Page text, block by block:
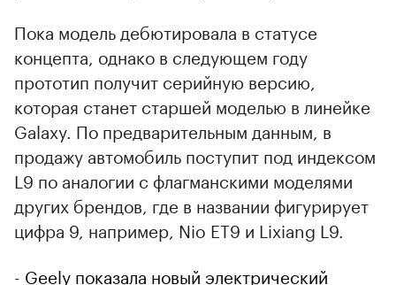
Пока модель дебютировала в статусе
концепта, однако в следующем году
прототип получит серийную версию,
которая станет старшей моделью в линейке
Galaxy. По предварительным данным, в
продажу автомобиль поступит под индексом
L9 по аналогии с флагманскими моделями
других брендов, где в названии фигурирует
цифра 9, например, Nio ET9 и Lixiang L9.
- Geely показала новый электрический